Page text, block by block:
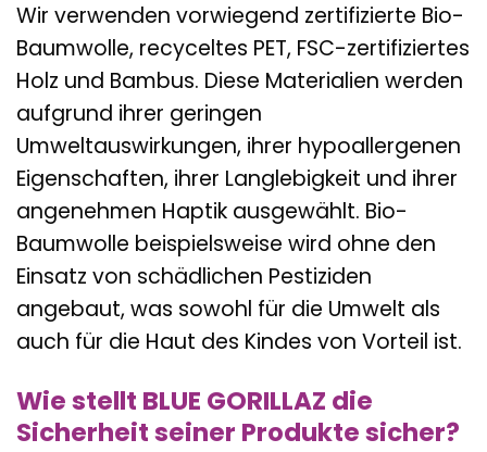
Wir verwenden vorwiegend zertifizierte Bio-
Baumwolle, recyceltes PET, FSC-zertifiziertes
Holz und Bambus. Diese Materialien werden
aufgrund ihrer geringen
Umweltauswirkungen, ihrer hypoallergenen
Eigenschaften, ihrer Langlebigkeit und ihrer
angenehmen Haptik ausgewählt. Bio-
Baumwolle beispielsweise wird ohne den
Einsatz von schädlichen Pestiziden
angebaut, was sowohl für die Umwelt als
auch für die Haut des Kindes von Vorteil ist.
Wie stellt BLUE GORILLAZ die
Sicherheit seiner Produkte sicher?